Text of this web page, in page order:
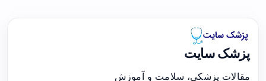
پزشک سایت
مقالات پزشکی، سلامت و آموزش